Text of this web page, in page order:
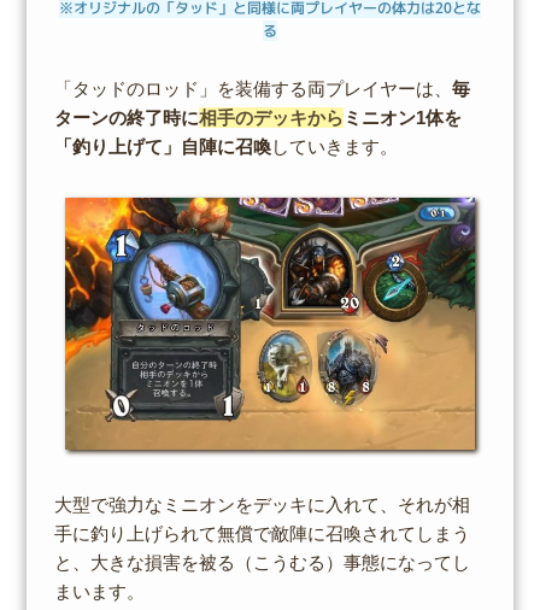
※オリジナルの「タッド」と同様に両プレイヤーの体力は20とな
る
「タッドのロッド」を装備する両プレイヤーは、 毎
ターンの終了時に相手のデッキから ミニオン1体を
「釣り上げて」自陣に召喚していきます。
大型で強力なミニオンをデッキに入れて、それが相
手に釣り上げられて無償で敵陣に召喚されてしまう
と、大きな損害を被る（こうむる）事態になってし
まいます。